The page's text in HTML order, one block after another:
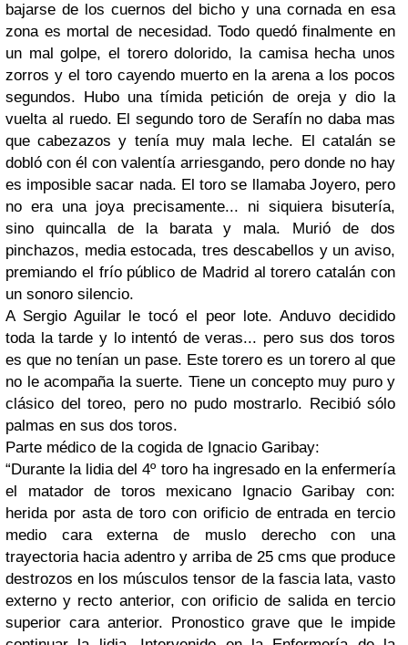
bajarse de los cuernos del bicho y una cornada en esa
zona es mortal de necesidad. Todo quedó finalmente en
un mal golpe, el torero dolorido, la camisa hecha unos
zorros y el toro cayendo muerto en la arena a los pocos
segundos. Hubo una tímida petición de oreja y dio la
vuelta al ruedo. El segundo toro de Serafín no daba mas
que cabezazos y tenía muy mala leche. El catalán se
dobló con él con valentía arriesgando, pero donde no hay
es imposible sacar nada. El toro se llamaba Joyero, pero
no era una joya precisamente... ni siquiera bisutería,
sino quincalla de la barata y mala. Murió de dos
pinchazos, media estocada, tres descabellos y un aviso,
premiando el frío público de Madrid al torero catalán con
un sonoro silencio.
A Sergio Aguilar le tocó el peor lote. Anduvo decidido
toda la tarde y lo intentó de veras... pero sus dos toros
es que no tenían un pase. Este torero es un torero al que
no le acompaña la suerte. Tiene un concepto muy puro y
clásico del toreo, pero no pudo mostrarlo. Recibió sólo
palmas en sus dos toros.
Parte médico de la cogida de Ignacio Garibay:
“Durante la lidia del 4º toro ha ingresado en la enfermería
el matador de toros mexicano Ignacio Garibay con:
herida por asta de toro con orificio de entrada en tercio
medio cara externa de muslo derecho con una
trayectoria hacia adentro y arriba de 25 cms que produce
destrozos en los músculos tensor de la fascia lata, vasto
externo y recto anterior, con orificio de salida en tercio
superior cara anterior. Pronostico grave que le impide